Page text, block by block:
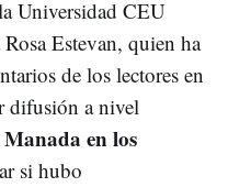
Universidad CEU
Estevan, quien ha
de los lectores en
difusión a nivel
en los
si hubo